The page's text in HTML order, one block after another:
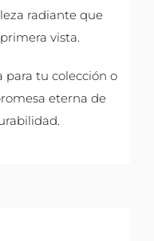
radiante que
vista.
para tu colección o
eterna de